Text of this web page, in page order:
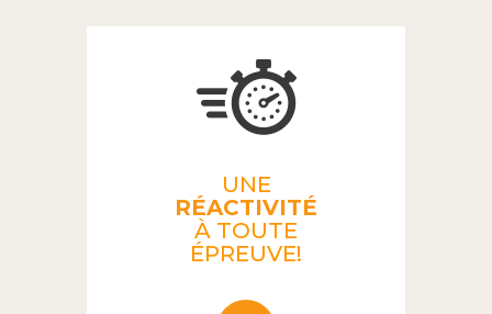
UNE
RÉACTIVITÉ
À TOUTE
ÉPREUVE!